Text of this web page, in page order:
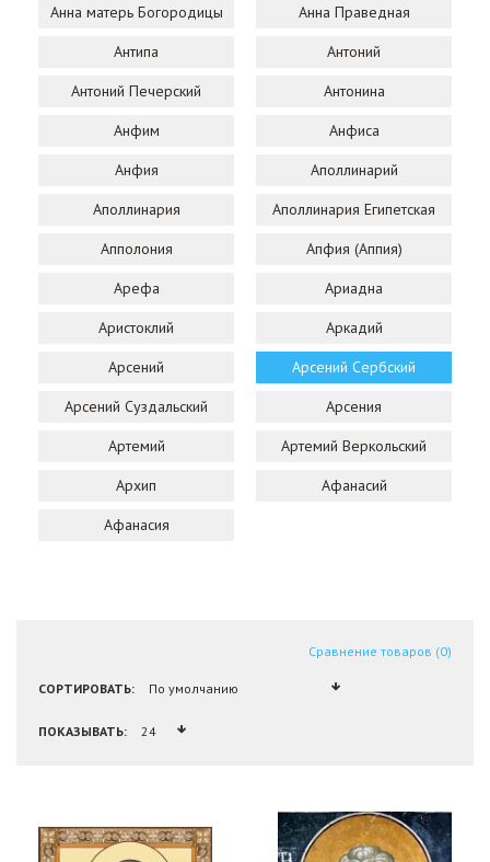
Анна матерь Богородицы
Анна Праведная
Антипа
Антоний
Антоний Печерский
Антонина
Анфим
Анфиса
Анфия
Аполлинарий
Аполлинария
Аполлинария Египетская
Апполония
Апфия (Аппия)
Арефа
Ариадна
Аристоклий
Аркадий
Арсений
Арсений Сербский
Арсений Суздальский
Арсения
Артемий
Артемий Веркольский
Архип
Афанасий
Афанасия
Сравнение товаров (0)
СОРТИРОВАТЬ:
ПОКАЗЫВАТЬ: